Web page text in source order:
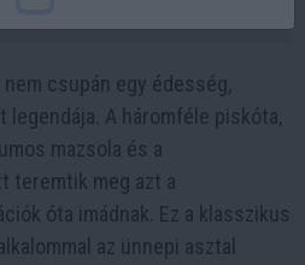
csupán egy édesség,
legendája. A háromféle piskóta,
mazsola és a
teremtik meg azt a
óta imádnak. Ez a klasszikus
az ünnepi asztal